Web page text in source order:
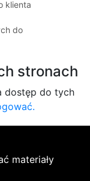
klienta
do
stronach
dostęp do tych
materiały